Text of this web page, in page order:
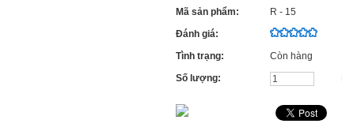
Mã sản phẩm:
R - 15
Đánh giá:
Tình trạng:
Còn hàng
Số lượng: